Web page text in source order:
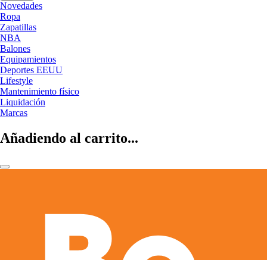
Novedades
Ropa
Zapatillas
NBA
Balones
Equipamientos
Deportes EEUU
Lifestyle
Mantenimiento físico
Liquidación
Marcas
Añadiendo al carrito...